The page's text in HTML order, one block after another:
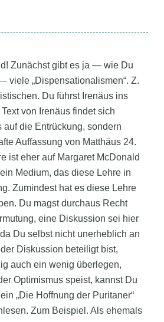
Zunächst gibt es ja — wie Du
viele „Dispensationalismen“. Z.
Du führst Irenäus ins
von Irenäus findet sich
die Entrückung, sondern
Auffassung von Matthäus 24.
ist eher auf Margaret McDonald
Medium, das diese Lehre in
Zumindest hat es diese Lehre
Du magst durchaus Recht
eine Diskussion sei hier
Du selbst nicht unerheblich an
Diskussion beteiligt bist,
auch ein wenig überlegen,
Optimismus speist, kannst Du
„Die Hoffnung der Puritaner“
Zum Beispiel. Als ehemals